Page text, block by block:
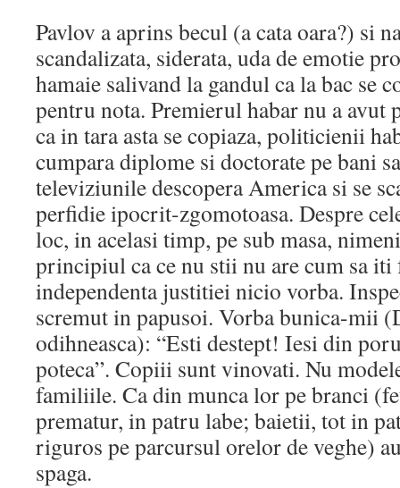
Pavlov a aprins becul (a cata oara?) si
scandalizata, siderata, uda de emotie
hamaie salivand la gandul ca la bac se
pentru nota. Premierul habar nu a avut
ca in tara asta se copiaza, politicienii
cumpara diplome si doctorate pe bani
televiziunile descopera America si se
perfidie ipocrit-zgomotoasa. Despre
loc, in acelasi timp, pe sub masa,
principiul ca ce nu stii nu are cum sa iti
independenta justitiei nicio vorba.
scremut in papusoi. Vorba bunica-mii
odihneasca): “Esti destept! Iesi din
poteca”. Copiii sunt vinovati. Nu
familiile. Ca din munca lor pe branci
prematur, in patru labe; baietii, tot in
riguros pe parcursul orelor de veghe)
spaga.